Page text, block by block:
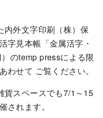
内外文字印刷（株）保
字見本帳「金属活字・
のtemp pressによる限
わせて ご覧ください。
貨スペースでも7/1～15
されます。